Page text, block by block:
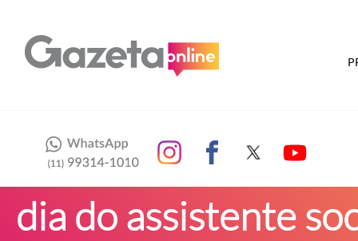
dia do assistente